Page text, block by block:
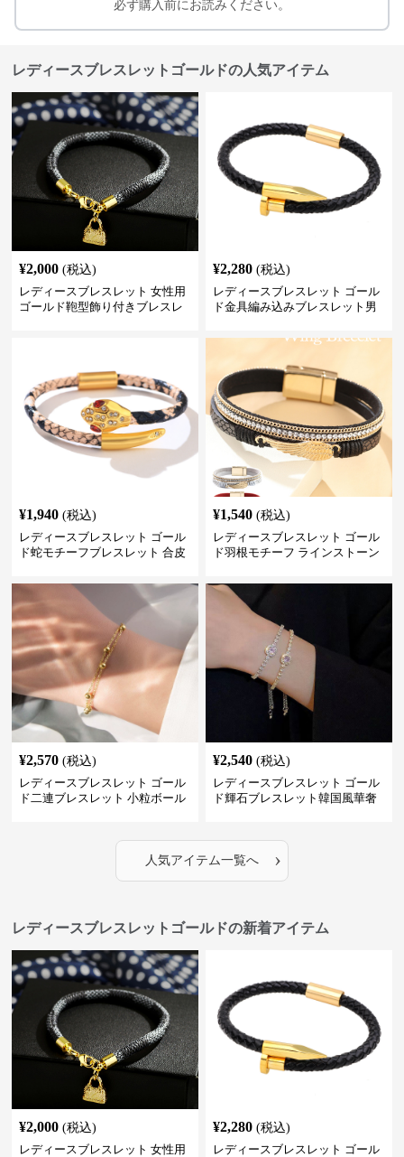
必ず購入前にお読みください。
レディースブレスレットゴールドの人気アイテム
¥2,000 (税込)
レディースブレスレット 女性用
ゴールド鞄型飾り付きブレスレ
¥2,280 (税込)
レディースブレスレット ゴール
ド金具編み込みブレスレット男
¥1,940 (税込)
レディースブレスレット ゴール
ド蛇モチーフブレスレット 合皮
¥1,540 (税込)
レディースブレスレット ゴール
ド羽根モチーフ ラインストーン
¥2,570 (税込)
レディースブレスレット ゴール
ド二連ブレスレット 小粒ボール
¥2,540 (税込)
レディースブレスレット ゴール
ド輝石ブレスレット韓国風華奢
人気アイテム一覧へ ›
レディースブレスレットゴールドの新着アイテム
¥2,000 (税込)
レディースブレスレット 女性用
¥2,280 (税込)
レディースブレスレット ゴール